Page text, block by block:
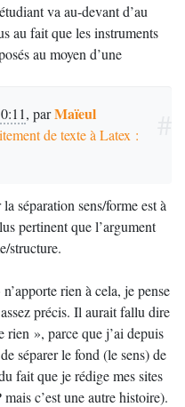
va au-devant d’au
au fait que les instruments
au moyen d’une
car il ne sépare pas bien
(re)lira par exemple
qu’il est question d’un
par le fait que celui-ci
ici au moyen de
moins compréhensible qu’il
là même beaucoup moins
à corriger.
être
que le directeur de
, parMaïeul
de texte à Latex :
séparation sens/forme est à
pertinent que l’argument
structure.
n’apporte rien à cela, je pense
précis. Il aurait fallu dire
rien », parce que j’ai depuis
séparer le fond (le sens) de
fait que je rédige mes sites
mais c’est une autre histoire).